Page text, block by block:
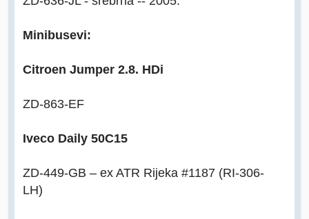
Minibusevi:
Citroen Jumper 2.8. HDi
ZD-863-EF
Iveco Daily 50C15
ZD-449-GB – ex ATR Rijeka #1187 (RI-306-
LH)